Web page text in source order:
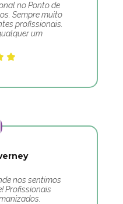
no Ponto de
Sempre muito
profissionais.
um
nos sentimos
Profissionais